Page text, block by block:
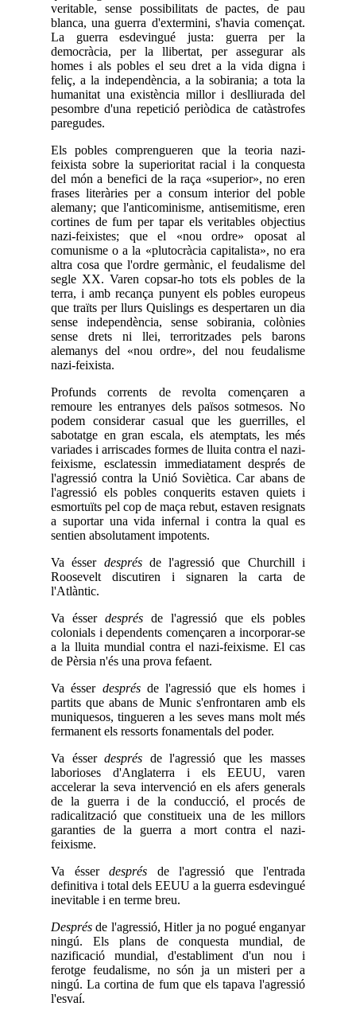
veritable, sense possibilitats de pactes, de pau
blanca, una guerra d'extermini, s'havia començat.
La guerra esdevingué justa: guerra per la
democràcia, per la llibertat, per assegurar als
homes i als pobles el seu dret a la vida digna i
feliç, a la independència, a la sobirania; a tota la
humanitat una existència millor i deslliurada del
pesombre d'una repetició periòdica de catàstrofes
paregudes.
Els pobles comprengueren que la teoria nazi-
feixista sobre la superioritat racial i la conquesta
del món a benefici de la raça «superior», no eren
frases literàries per a consum interior del poble
alemany; que l'anticominisme, antisemitisme, eren
cortines de fum per tapar els veritables objectius
nazi-feixistes; que el «nou ordre» oposat al
comunisme o a la «plutocràcia capitalista», no era
altra cosa que l'ordre germànic, el feudalisme del
segle XX. Varen copsar-ho tots els pobles de la
terra, i amb recança punyent els pobles europeus
que traïts per llurs Quislings es despertaren un dia
sense independència, sense sobirania, colònies
sense drets ni llei, terroritzades pels barons
alemanys del «nou ordre», del nou feudalisme
nazi-feixista.
Profunds corrents de revolta començaren a
remoure les entranyes dels països sotmesos. No
podem considerar casual que les guerrilles, el
sabotatge en gran escala, els atemptats, les més
variades i arriscades formes de lluita contra el nazi-
feixisme, esclatessin immediatament després de
l'agressió contra la Unió Soviètica. Car abans de
l'agressió els pobles conquerits estaven quiets i
esmortuïts pel cop de maça rebut, estaven resignats
a suportar una vida infernal i contra la qual es
sentien absolutament impotents.
Va ésser desprésde l'agressió que Churchill i
Roosevelt discutiren i signaren la carta de
l'Atlàntic.
Va ésser després de l'agressió que els pobles
colonials i dependents començaren a incorporar-se
a la lluita mundial contra el nazi-feixisme. El cas
de Pèrsia n'és una prova fefaent.
Va ésser desprésde l'agressió que els homes i
partits que abans de Munic s'enfrontaren amb els
muniquesos, tingueren a les seves mans molt més
fermanent els ressorts fonamentals del poder.
Va ésserdesprés de l'agressió que les masses
laborioses d'Anglaterra i els EEUU, varen
accelerar la seva intervenció en els afers generals
de la guerra i de la conducció, el procés de
radicalització que constitueix una de les millors
garanties de la guerra a mort contra el nazi-
feixisme.
Va ésser després de l'agressió que l'entrada
definitiva i total dels EEUU a la guerra esdevingué
inevitable i en terme breu.
Després de l'agressió, Hitler ja no pogué enganyar
ningú. Els plans de conquesta mundial, de
nazificació mundial, d'establiment d'un nou i
ferotge feudalisme, no són ja un misteri per a
ningú. La cortina de fum que els tapava l'agressió
l'esvaí.